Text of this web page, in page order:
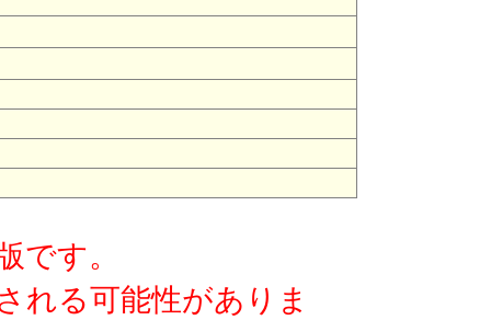
す。
れる可能性がありま